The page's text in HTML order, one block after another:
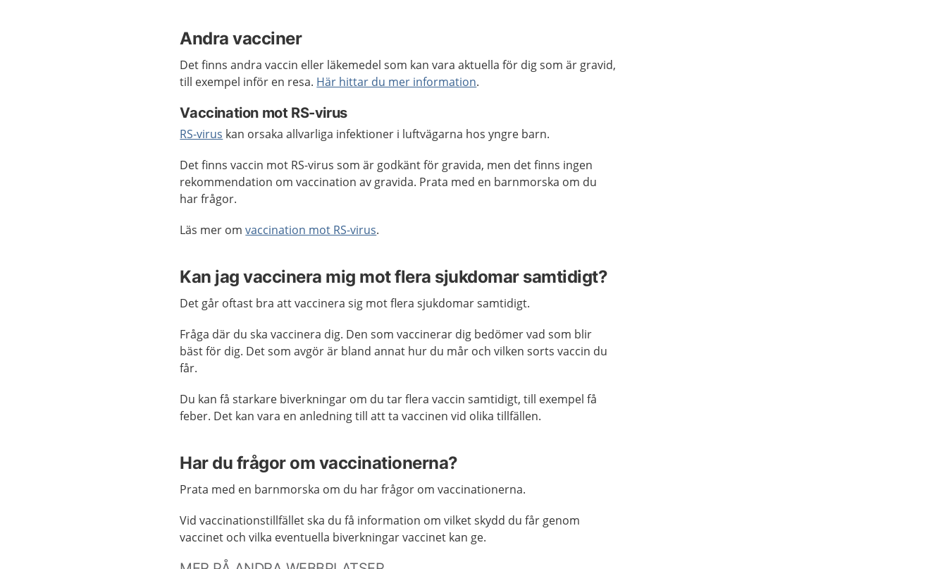
Andra vacciner
Det finns andra vaccin eller läkemedel som kan vara aktuella för dig som är gravid,
till exempel inför en resa. Här hittar du mer information.
Vaccination mot RS-virus
RS-virus kan orsaka allvarliga infektioner i luftvägarna hos yngre barn.
Det finns vaccin mot RS-virus som är godkänt för gravida, men det finns ingen
rekommendation om vaccination av gravida. Prata med en barnmorska om du
har frågor.
Läs mer omvaccination mot RS-virus.
Kan jag vaccinera mig mot flera sjukdomar samtidigt?
Det går oftast bra att vaccinera sig mot flera sjukdomar samtidigt.
Fråga där du ska vaccinera dig. Den som vaccinerar dig bedömer vad som blir
bäst för dig. Det som avgör är bland annat hur du mår och vilken sorts vaccin du
får.
Du kan få starkare biverkningar om du tar flera vaccin samtidigt, till exempel få
feber. Det kan vara en anledning till att ta vaccinen vid olika tillfällen.
Har du frågor om vaccinationerna?
Prata med en barnmorska om du har frågor om vaccinationerna.
Vid vaccinationstillfället ska du få information om vilket skydd du får genom
vaccinet och vilka eventuella biverkningar vaccinet kan ge.